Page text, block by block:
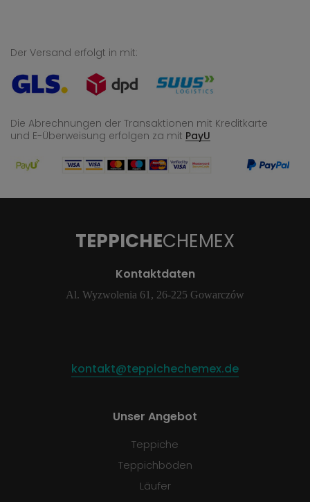
Der Versand erfolgt in mit:
Die Abrechnungen der Transaktionen mit Kreditkarte
und E-Überweisung erfolgen za mit PayU
TEPPICHECHEMEX
Kontaktdaten
Al. Wyzwolenia 61, 26-225 Gowarczów
kontakt@teppichechemex.de
Unser Angebot
Teppiche
Teppichböden
Läufer